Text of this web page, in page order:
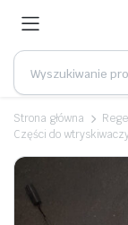
Strona główna
Części do